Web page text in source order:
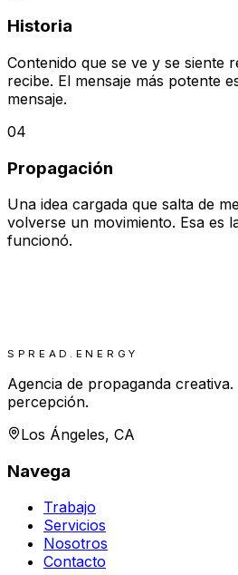
Historia
Contenido que se ve y se siente
recibe. El mensaje más potente
mensaje.
04
Propagación
Una idea cargada que salta de
volverse un movimiento. Esa es
funcionó.
SPREAD.ENERGY
Agencia de propaganda creativa.
percepción.
Los Ángeles, CA
Navega
Trabajo
Servicios
Nosotros
Contacto